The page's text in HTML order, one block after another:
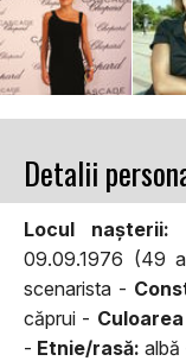
Detalii
Locul naşterii:
09.09.1976 (49
scenarista -
căprui -
- Etnie/rasă: albă